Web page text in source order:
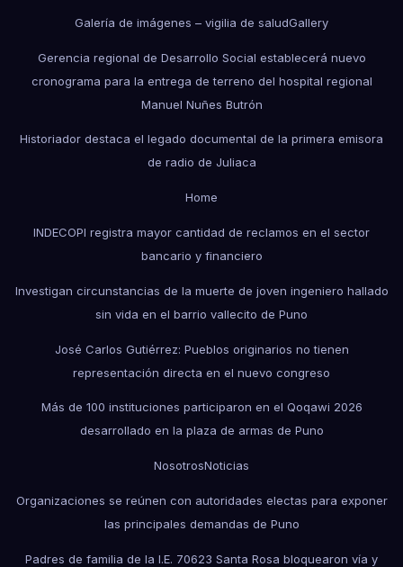
Galería de imágenes – vigilia de saludGallery
Gerencia regional de Desarrollo Social establecerá nuevo
cronograma para la entrega de terreno del hospital regional
Manuel Nuñes Butrón
Historiador destaca el legado documental de la primera emisora
de radio de Juliaca
Home
INDECOPI registra mayor cantidad de reclamos en el sector
bancario y financiero
Investigan circunstancias de la muerte de joven ingeniero hallado
sin vida en el barrio vallecito de Puno
José Carlos Gutiérrez: Pueblos originarios no tienen
representación directa en el nuevo congreso
Más de 100 instituciones participaron en el Qoqawi 2026
desarrollado en la plaza de armas de Puno
NosotrosNoticias
Organizaciones se reúnen con autoridades electas para exponer
las principales demandas de Puno
Padres de familia de la I.E. 70623 Santa Rosa bloquearon vía y